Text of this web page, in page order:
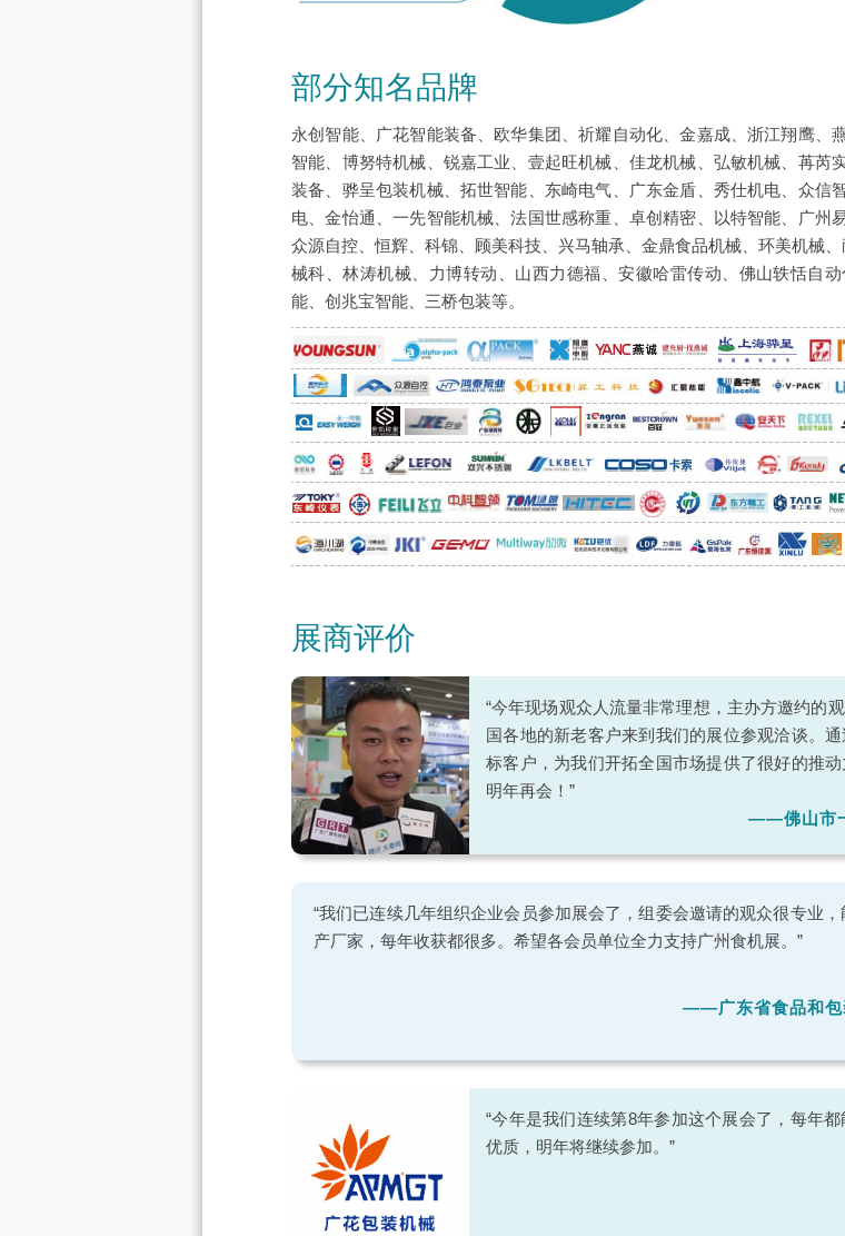
部分知名品牌
永创智能、广花智能装备、欧华集团、祈耀自动化、金嘉成、浙江翔鹰、
智能、博努特机械、锐嘉工业、壹起旺机械、佳龙机械、弘敏机械、苒芮
装备、骅呈包装机械、拓世智能、东崎电气、广东金盾、秀仕机电、众信
电、金怡通、一先智能机械、法国世感称重、卓创精密、以特智能、广州
众源自控、恒辉、科锦、顾美科技、兴马轴承、金鼎食品机械、环美机械
械科、林涛机械、力博转动、山西力德福、安徽哈雷传动、佛山轶恬自
能、创兆宝智能、三桥包装等。
展商评价
“今年现场观众人流量非常理想，主办方邀约的
国各地的新老客户来到我们的展位参观洽谈。
标客户，为我们开拓全国市场提供了很好的推
明年再会！”
——佛山市
“我们已连续几年组织企业会员参加展会了，组委会邀请的观众很专业
产厂家，每年收获都很多。希望各会员单位全力支持广州食机展。”
——广东省食品和包
“今年是我们连续第8年参加这个展会了，每年
优质，明年将继续参加。”